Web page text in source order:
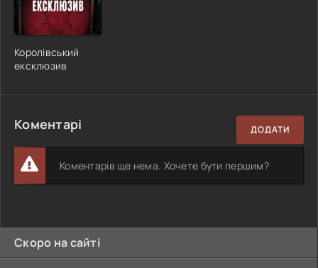
Королівський
ексклюзив
Коментарі ДОДАТИ
Коментарів ще нема. Хочете бути першим?
Скоро на сайті